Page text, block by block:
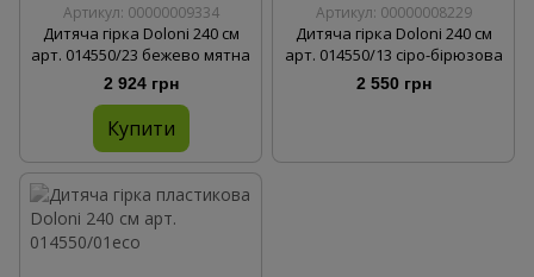
Артикул: 00000009334
Дитяча гірка Doloni 240 см
арт. 014550/23 бежево мятна
2 924 грн
Купити
Артикул: 00000008229
Дитяча гірка Doloni 240 см
арт. 014550/13 сіро-бірюзова
2 550 грн